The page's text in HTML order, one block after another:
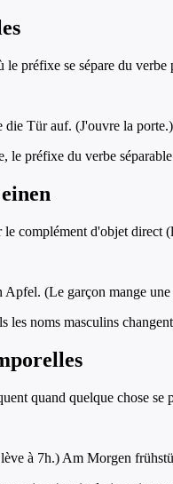
le préfixe se sépare du
Tür auf. (J'ouvre la
le préfixe du verbe
complément d'objet direct
(Le garçon mange
les noms masculins
quand quelque chose
à 7h.) Am Morgen